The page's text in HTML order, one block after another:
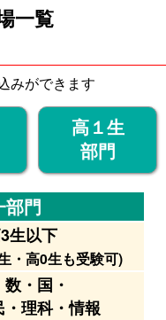
一覧
みができます
高１生
部門
門
生以下
・高0生も受験可)
・国・
理科・情報